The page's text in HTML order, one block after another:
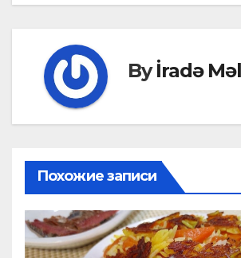
navigation
Byİradə
Похожие записи